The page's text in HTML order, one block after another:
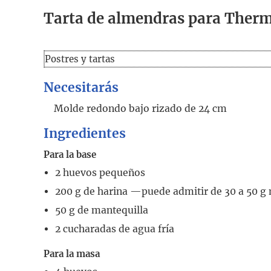
Tarta de almendras para
Postres y tartas
Necesitarás
Molde redondo bajo rizado de 24 cm
Ingredientes
Para la base
2 huevos pequeños
200 g de harina —puede admitir de 30 a 50
50 g de mantequilla
2 cucharadas de agua fría
Para la masa